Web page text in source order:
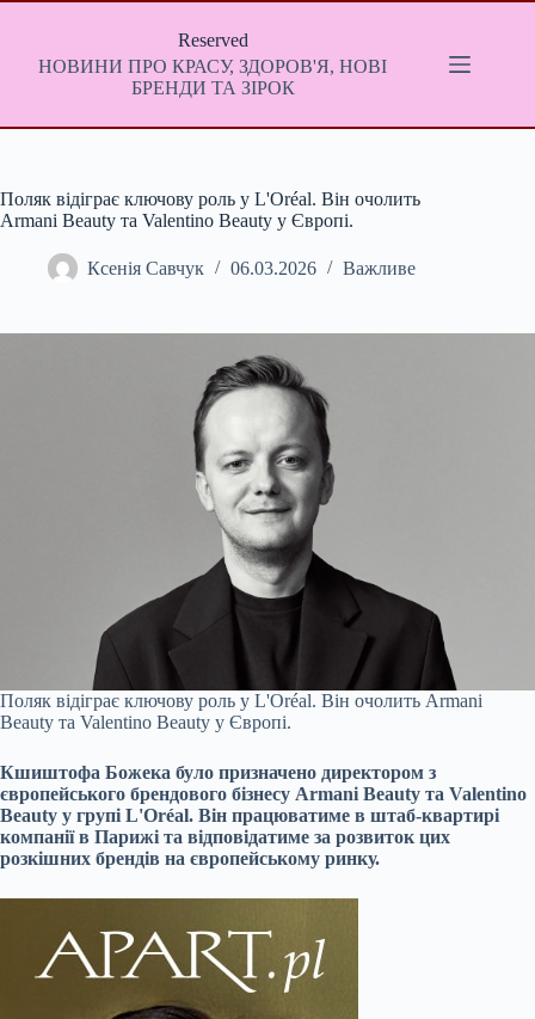
Перейти
Reserved
НОВИНИ ПРО КРАСУ, ЗДОРОВ'Я, НОВІ
БРЕНДИ ТА ЗІРОК
Поляк відіграє ключову роль у L'Oréal. Він очолить
Armani Beauty та Valentino Beauty у Європі.
Ксенія Савчук 06.03.2026 Важливе
Поляк відіграє ключову роль у L'Oréal. Він очолить Armani
Beauty та Valentino Beauty у Європі.
Кшиштофа Божека було призначено директором з
європейського брендового бізнесу Armani Beauty та Valentino
Beauty у групі L'Oréal. Він працюватиме в штаб-квартирі
компанії в Парижі та відповідатиме за розвиток цих
розкішних брендів на європейському ринку.